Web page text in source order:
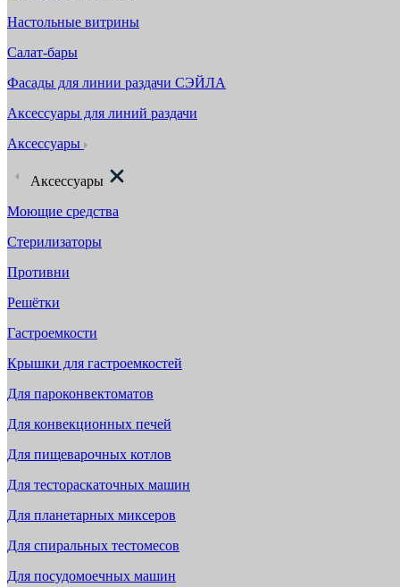
Настольные витрины
Салат-бары
Фасады для линии раздачи СЭЙЛА
Аксессуары для линий раздачи
Аксессуары
Аксессуары
Моющие средства
Стерилизаторы
Противни
Решётки
Гастроемкости
Крышки для гастроемкостей
Для пароконвектоматов
Для конвекционных печей
Для пищеварочных котлов
Для тестораскаточных машин
Для планетарных миксеров
Для спиральных тестомесов
Для посудомоечных машин